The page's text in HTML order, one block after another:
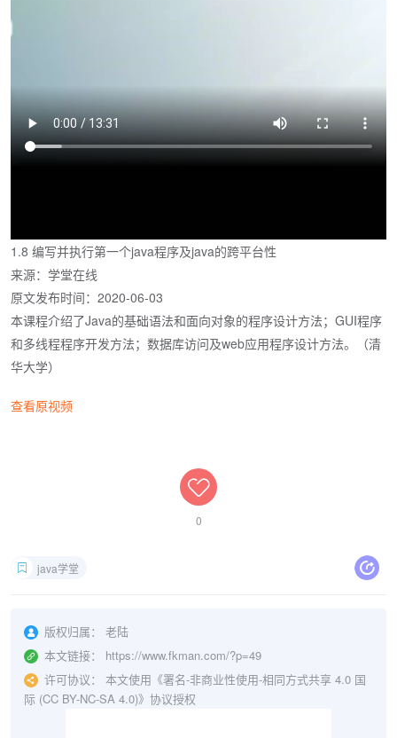
1.8 编写并执行第一个java程序及java的跨平台性
来源：学堂在线
原文发布时间：2020-06-03
本课程介绍了Java的基础语法和面向对象的程序设计方法；GUI程序
和多线程程序开发方法；数据库访问及web应用程序设计方法。（清
华大学）
查看原视频
0
java学堂
版权归属：
老陆
本文链接：
https://www.fkman.com/?p=49
许可协议：
本文使用《署名-非商业性使用-相同方式共享 4.0 国
际 (CC BY-NC-SA 4.0)》协议授权